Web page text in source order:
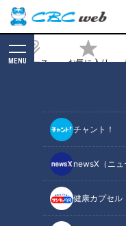
ニュース お気に入り
MENU
チャント！
newsX（ニュ
健康カプセル
う！うんこ先生
2025/05/20 12:39